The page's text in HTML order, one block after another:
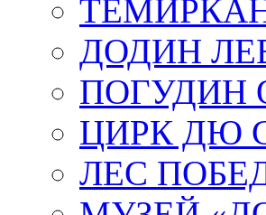
ДОДИН
ПОГУДИН
ЦИРК ДЮ
ЛЕС